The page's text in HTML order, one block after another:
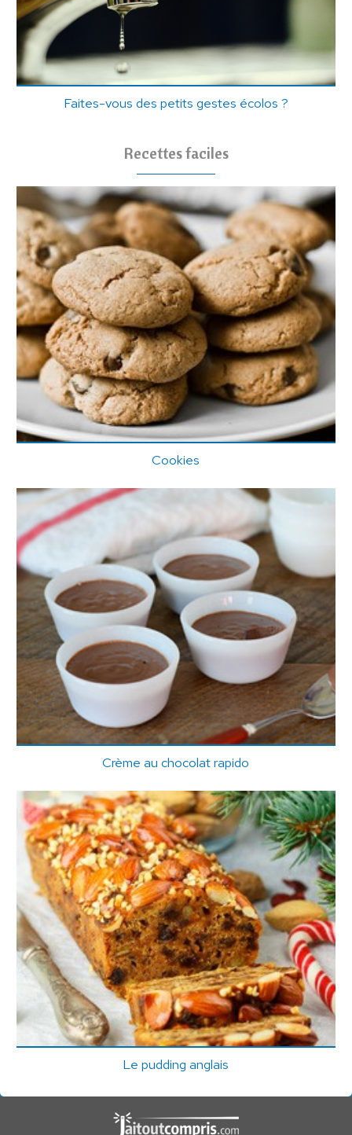
Faites-vous des petits gestes écolos ?
Recettes faciles
Cookies
Crème au chocolat rapido
Le pudding anglais